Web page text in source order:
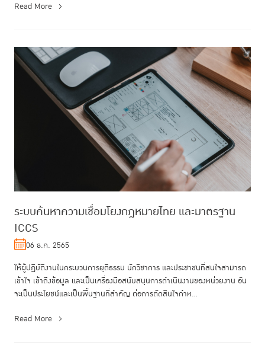
Read More
ระบบค้นหาความเชื่อมโยงกฎหมายไทย และมาตรฐาน
ICCS
06 ธ.ค. 2565
ให้ผู้ปฏิบัติงานในกระบวนการยุติธรรม นักวิชาการ และประชาชนที่สนใจสามารถ
เข้าใจ เข้าถึงข้อมูล และเป็นเครื่องมือสนับสนุนการดําเนินงานของหน่วยงาน อัน
จะเป็นประโยชน์และเป็นพื้นฐานที่สําคัญ ต่อการตัดสินใจกําห...
Read More